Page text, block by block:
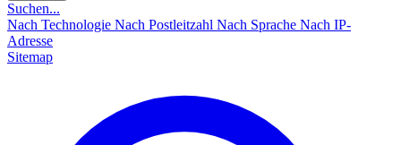
Suchen...
Nach Technologie Nach Postleitzahl Nach Sprache Nach IP-
Adresse
Sitemap